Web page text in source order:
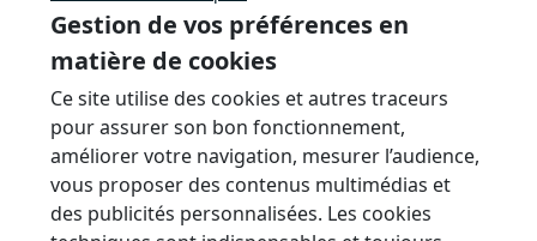
Gestion de vos préférences en
matière de cookies
Ce site utilise des cookies et autres traceurs
pour assurer son bon fonctionnement,
améliorer votre navigation, mesurer l’audience,
vous proposer des contenus multimédias et
des publicités personnalisées. Les cookies